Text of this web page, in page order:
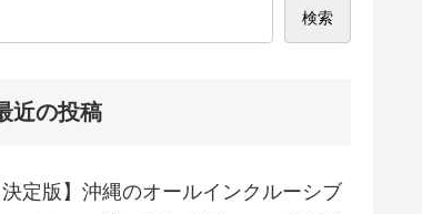
検索
近の投稿
決定版】沖縄のオールインクルーシブ